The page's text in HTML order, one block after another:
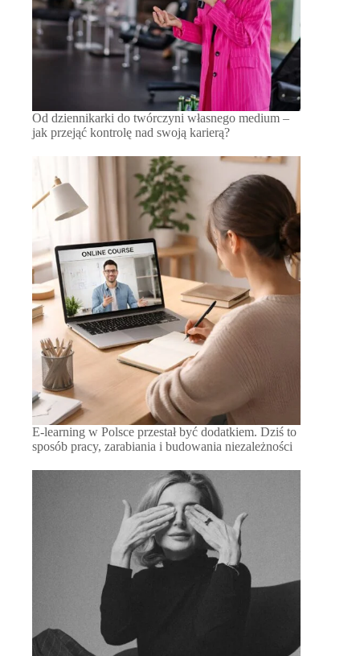
Od dziennikarki do twórczyni własnego medium –
jak przejąć kontrolę nad swoją karierą?
E-learning w Polsce przestał być dodatkiem. Dziś to
sposób pracy, zarabiania i budowania niezależności